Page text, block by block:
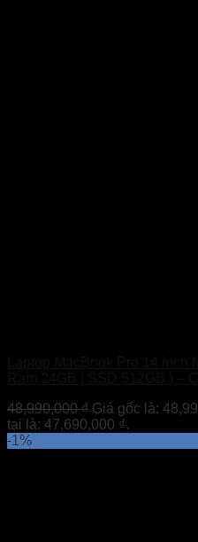
48,990,000₫ Giá gốc là:
tại là: 47,690,000 ₫.
-1%